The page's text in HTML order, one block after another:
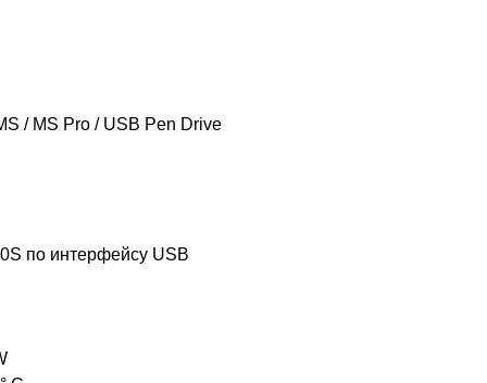
/ MS Pro / USB Pen Drive
по интерфейсу USB